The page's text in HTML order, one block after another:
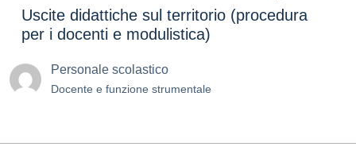
Uscite didattiche sul territorio (procedura
per i docenti e modulistica)
Personale scolastico
Docente e funzione strumentale